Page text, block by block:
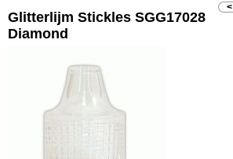
<
Glitterlijm Stickles SGG17028
Diamond